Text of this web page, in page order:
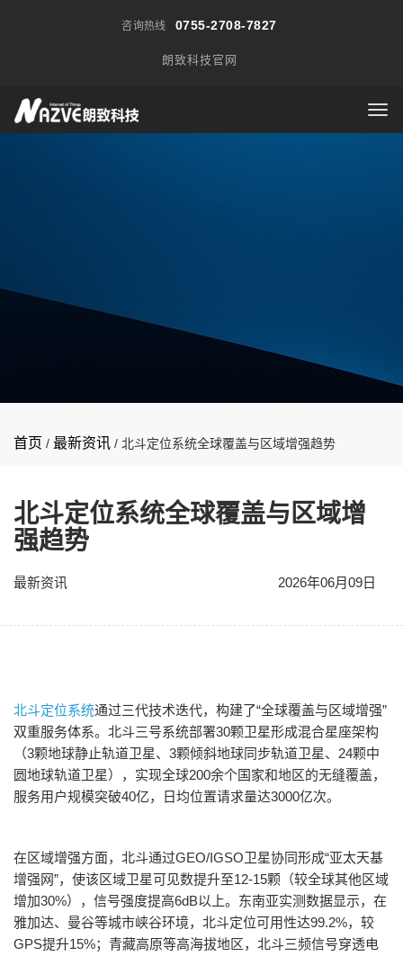
咨询热线 0755-2708-7827
朗致科技官网
首页 / 最新资讯 / 北斗定位系统全球覆盖与区域增强‌趋势
北斗定位系统全球覆盖与区域增
强‌趋势
最新资讯 2026年06月09日
北斗定位系统通过三代技术迭代，构建了“全球覆盖与区域增强”
双重服务体系。 北斗三号系统部署30颗卫星形成混合星座架构
（3颗地球静止轨道卫星、 3颗倾斜地球同步轨道卫星、 24颗中
圆地球轨道卫星）
，实现全球200余个国家和地区的无缝覆盖，
服务用户规模突破40亿，日均位置请求量达3000亿次。
在区域增强方面，北斗通过GEO/IGSO卫星协同形成“亚太天基
增强网”，使该区域卫星可见数提升至12-15颗（较全球其他区域
增加30%），信号强度提高6dB以上。 东南亚实测数据显示，在
雅加达、曼谷等城市峡谷环境，北斗定位可用性达99.2%，较
GPS提升15%； 青藏高原等高海拔地区，北斗三频信号穿透电